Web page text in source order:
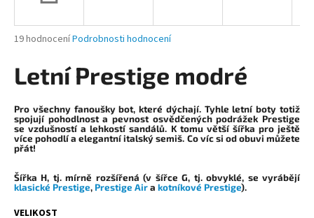
Průměrné
produktu
je
z
5
hvězdiček.
19 hodnoceníPodrobnosti hodnocení
Letní Prestige modré
Pro všechny fanoušky bot, které dýchají. Tyhle letní boty totiž
spojují pohodlnost a pevnost osvědčených podrážek Prestige
se vzdušností a lehkostí sandálů. K tomu větší šířka pro ještě
více pohodlí a elegantní italský semiš. Co víc si od obuvi můžete
přát!
Šířka H, tj. mírně rozšířená (v šířce G, tj. obvyklé, se vyrábějí
klasické Prestige, Prestige Aira kotníkové Prestige).
VELIKOST
j
t
?